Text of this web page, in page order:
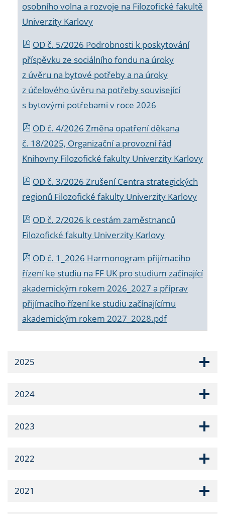
osobního volna a rozvoje na Filozofické fakultě
Univerzity Karlovy
OD č. 5/2026 Podrobnosti k poskytování
příspěvku ze sociálního fondu na úroky
z úvěru na bytové potřeby a na úroky
z účelového úvěru na potřeby související
s bytovými potřebami v roce 2026
OD č. 4/2026 Změna opatření děkana
č. 18/2025, Organizační a provozní řád
Knihovny Filozofické fakulty Univerzity Karlovy
OD č. 3/2026 Zrušení Centra strategických
regionů Filozofické fakulty Univerzity Karlovy
OD č. 2/2026 k cestám zaměstnanců
Filozofické fakulty Univerzity Karlovy
OD č. 1_2026 Harmonogram přijímacího
řízení ke studiu na FF UK pro studium začínající
akademickým rokem 2026_2027 a příprav
přijímacího řízení ke studiu začínajícímu
akademickým rokem 2027_2028.pdf
2025
2024
2023
2022
2021